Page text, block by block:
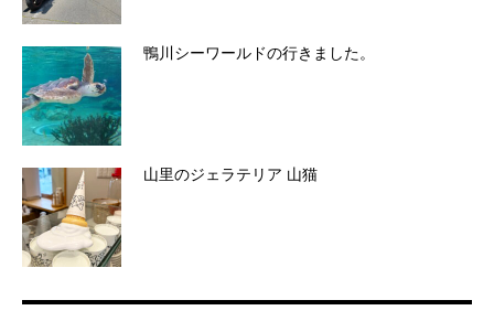
鴨川シーワールドの行きました。
山里のジェラテリア 山猫